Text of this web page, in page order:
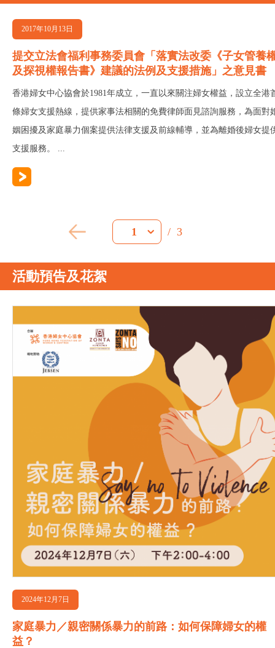
2017年10月13日
提交立法會福利事務委員會「落實法改委《子女管養
及探視權報告書》建議的法例及支援措施」之意見書
香港婦女中心協會於1981年成立，一直以來關注婦女權益，設立全港
條婦女支援熱線，提供家事法相關的免費律師面見諮詢服務，為面對
姻困擾及家庭暴力個案提供法律支援及前線輔導，並為離婚後婦女提
支援服務。 ...
1 / 3
活動預告及花絮
2024年12月7日
家庭暴力／親密關係暴力的前路：如何保障婦女的權
益？